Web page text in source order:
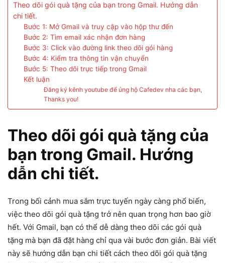
Theo dõi gói quà tặng của bạn trong Gmail. Hướng dẫn
chi tiết.
Bước 1: Mở Gmail và truy cập vào hộp thư đến
Bước 2: Tìm email xác nhận đơn hàng
Bước 3: Click vào đường link theo dõi gói hàng
Bước 4: Kiểm tra thông tin vận chuyển
Bước 5: Theo dõi trực tiếp trong Gmail
Kết luận
Đăng ký kênh youtube để ủng hộ Cafedev nha các bạn,
Thanks you!
Theo dõi gói quà tặng của
bạn trong Gmail. Hướng
dẫn chi tiết.
Trong bối cảnh mua sắm trực tuyến ngày càng phổ biến,
việc theo dõi gói quà tặng trở nên quan trọng hơn bao giờ
hết. Với Gmail, bạn có thể dễ dàng theo dõi các gói quà
tặng mà bạn đã đặt hàng chỉ qua vài bước đơn giản. Bài viết
này sẽ hướng dẫn bạn chi tiết cách theo dõi gói quà tặng